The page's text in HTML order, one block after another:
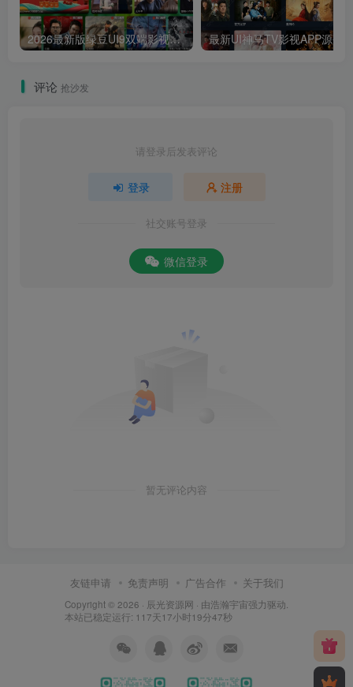
2026最新版绿豆UI9双端影视APP源码
评论 抢沙发
请登录后发表评论
登录 注册
社交账号登录
微信登录
暂无评论内容
友链申请 免责声明 广告合作 关于我们
Copyright © 2026 · 辰光资源网 · 由浩瀚宇宙强力驱动.
本站已稳定运行: 117天17小时19分48秒